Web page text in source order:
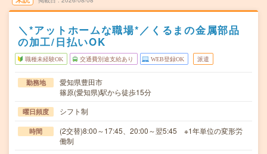
＼*アットホームな職場*／くるまの金属部品
の加工/日払いOK
職種未経験OK 交通費別途支給あり WEB登録OK 派遣
勤務地
愛知県豊田市
篠原(愛知県)駅から徒歩15分
曜日頻度 シフト制
時間
(2交替)8:00～17:45、20:00～翌5:45 ※1年単位の変形労
働制